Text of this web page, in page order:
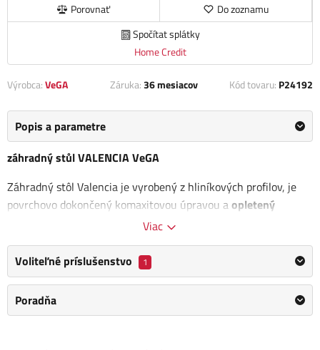
Porovnať
Do zoznamu
Spočítat splátky
Home Credit
Výrobca:VeGA Záruka:36 mesiacov Kód tovaru: P24192
Popis a parametre
záhradný stůl VALENCIA VeGA
Záhradný stôl Valencia je vyrobený z hliníkových profilov, je
povrchovo dokončený komaxitovou úpravou aopletený
umelým ratanom v čiernej farbe. Stolová doska je z
Stôl je vo svojom strede opatrený
Umelý ratan je moderný
extrémnou odolnosťou voči poveternostným vplyvom. Keďže
Viac
Voliteľné príslušenstvo 1
Poradňa